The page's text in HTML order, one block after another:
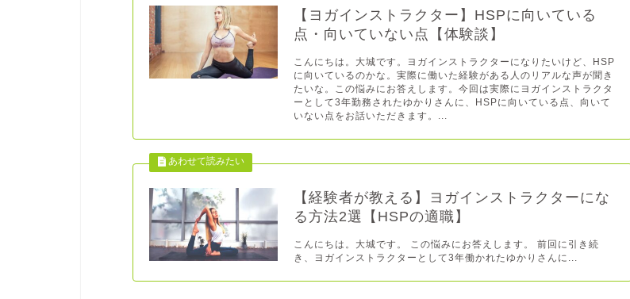
【ヨガインストラクター】HSPに向いている
点・向いていない点【体験談】
こんにちは。大城です。ヨガインストラクターになりたいけど、HSP
に向いているのかな。実際に働いた経験がある人のリアルな声が聞き
たいな。この悩みにお答えします。今回は実際にヨガインストラクタ
ーとして3年勤務されたゆかりさんに、HSPに向いている点、向いて
いない点をお話いただきます。...
【経験者が教える】ヨガインストラクターにな
る方法2選【HSPの適職】
こんにちは。大城です。 この悩みにお答えします。 前回に引き続
き、ヨガインストラクターとして3年働かれたゆかりさんに...